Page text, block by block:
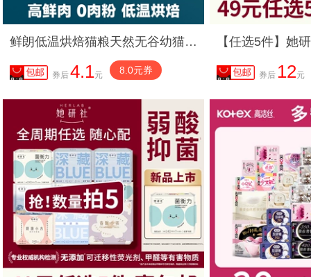
鲜朗低温烘焙猫粮天然无谷幼猫成猫蓝猫全阶段专用试吃装
券后4.1元 8.0元券 券后 12元